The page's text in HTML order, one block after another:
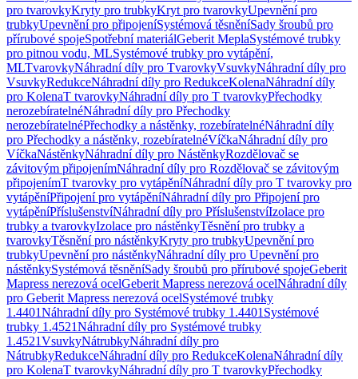
pro tvarovkyKryty pro trubkyKryt pro tvarovkyUpevnění pro
trubkyUpevnění pro připojeníSystémová těsněníSady šroubů pro
přírubové spojeSpotřební materiálGeberit MeplaSystémové trubky
pro pitnou vodu, MLSystémové trubky pro vytápění,
MLTvarovkyNáhradní díly pro TvarovkyVsuvkyNáhradní díly pro
VsuvkyRedukceNáhradní díly pro RedukceKolenaNáhradní díly
pro KolenaT tvarovkyNáhradní díly pro T tvarovkyPřechodky
nerozebíratelnéNáhradní díly pro Přechodky
nerozebíratelnéPřechodky a nástěnky, rozebíratelnéNáhradní díly
pro Přechodky a nástěnky, rozebíratelnéVíčkaNáhradní díly pro
VíčkaNástěnkyNáhradní díly pro NástěnkyRozdělovač se
závitovým připojenímNáhradní díly pro Rozdělovač se závitovým
připojenímT tvarovky pro vytápěníNáhradní díly pro T tvarovky pro
vytápěníPřipojení pro vytápěníNáhradní díly pro Připojení pro
vytápěníPříslušenstvíNáhradní díly pro PříslušenstvíIzolace pro
trubky a tvarovkyIzolace pro nástěnkyTěsnění pro trubky a
tvarovkyTěsnění pro nástěnkyKryty pro trubkyUpevnění pro
trubkyUpevnění pro nástěnkyNáhradní díly pro Upevnění pro
nástěnkySystémová těsněníSady šroubů pro přírubové spojeGeberit
Mapress nerezová ocelGeberit Mapress nerezová ocelNáhradní díly
pro Geberit Mapress nerezová ocelSystémové trubky
1.4401Náhradní díly pro Systémové trubky 1.4401 Systémové
trubky 1.4521Náhradní díly pro Systémové trubky
1.4521VsuvkyNátrubkyNáhradní díly pro
NátrubkyRedukceNáhradní díly pro RedukceKolenaNáhradní díly
pro KolenaT tvarovkyNáhradní díly pro T tvarovkyPřechodky